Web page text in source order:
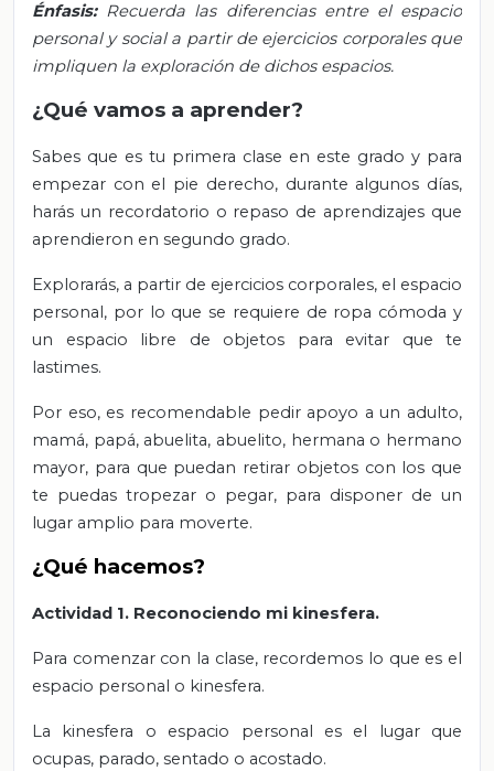
Énfasis: Recuerda las diferencias entre el espacio
personal y social a partir de ejercicios corporales que
impliquen la exploración de dichos espacios.
¿Qué vamos a aprender?
Sabes que es tu primera clase en este grado y para
empezar con el pie derecho, durante algunos días,
harás un recordatorio o repaso de aprendizajes que
aprendieron en segundo grado.
Explorarás, a partir de ejercicios corporales, el espacio
personal, por lo que se requiere de ropa cómoda y
un espacio libre de objetos para evitar que te
lastimes.
Por eso, es recomendable pedir apoyo a un adulto,
mamá, papá, abuelita, abuelito, hermana o hermano
mayor, para que puedan retirar objetos con los que
te puedas tropezar o pegar, para disponer de un
lugar amplio para moverte.
¿Qué hacemos?
Actividad 1. Reconociendo mi kinesfera.
Para comenzar con la clase, recordemos lo que es el
espacio personal o kinesfera.
La kinesfera o espacio personal es el lugar que
ocupas, parado, sentado o acostado.